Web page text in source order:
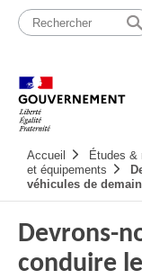
Passer
contenu
principale
Accueil Études &
et équipements
véhicules de
Devrons-
conduire